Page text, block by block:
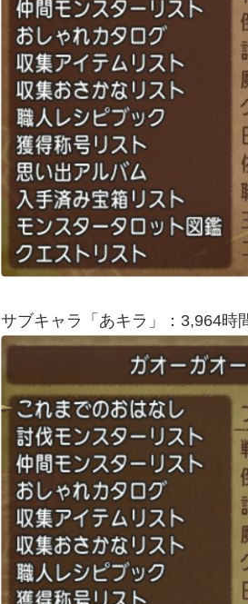
サブキャラ「あキラ」：3,964時